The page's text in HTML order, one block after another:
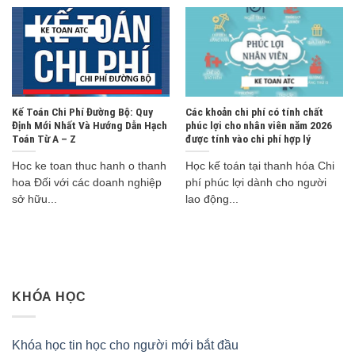
Kế Toán Chi Phí Đường Bộ: Quy
Định Mới Nhất Và Hướng Dẫn Hạch
Toán Từ A – Z
Hoc ke toan thuc hanh o thanh
hoa Đối với các doanh nghiệp
sở hữu...
Các khoản chi phí có tính chất
phúc lợi cho nhân viên năm 2026
được tính vào chi phí hợp lý
Học kế toán tại thanh hóa Chi
phí phúc lợi dành cho người
lao động...
KHÓA HỌC
Khóa học tin học cho người mới bắt đầu